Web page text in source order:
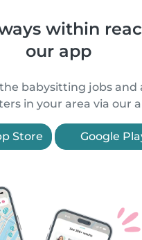
within
our app
babysitting jobs and
in your area via our
Store Google